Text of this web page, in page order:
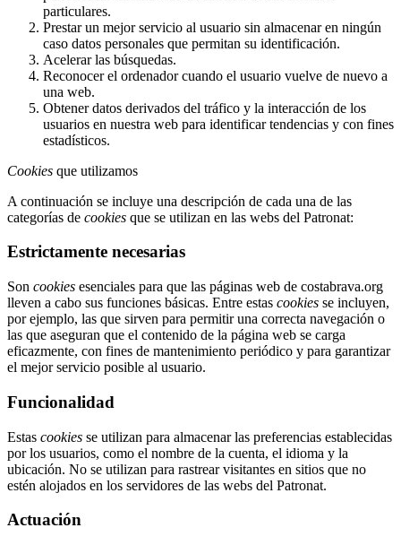
particulares.
Prestar un mejor servicio al usuario sin almacenar en ningún
caso datos personales que permitan su identificación.
Acelerar las búsquedas.
Reconocer el ordenador cuando el usuario vuelve de nuevo a
una web.
Obtener datos derivados del tráfico y la interacción de los
usuarios en nuestra web para identificar tendencias y con fines
estadísticos.
Cookies que utilizamos
A continuación se incluye una descripción de cada una de las
categorías de cookies que se utilizan en las webs del Patronat:
Estrictamente necesarias
Son cookies esenciales para que las páginas web de costabrava.org
lleven a cabo sus funciones básicas. Entre estas cookies se incluyen,
por ejemplo, las que sirven para permitir una correcta navegación o
las que aseguran que el contenido de la página web se carga
eficazmente, con fines de mantenimiento periódico y para garantizar
el mejor servicio posible al usuario.
Funcionalidad
Estas cookies se utilizan para almacenar las preferencias establecidas
por los usuarios, como el nombre de la cuenta, el idioma y la
ubicación. No se utilizan para rastrear visitantes en sitios que no
estén alojados en los servidores de las webs del Patronat.
Actuación